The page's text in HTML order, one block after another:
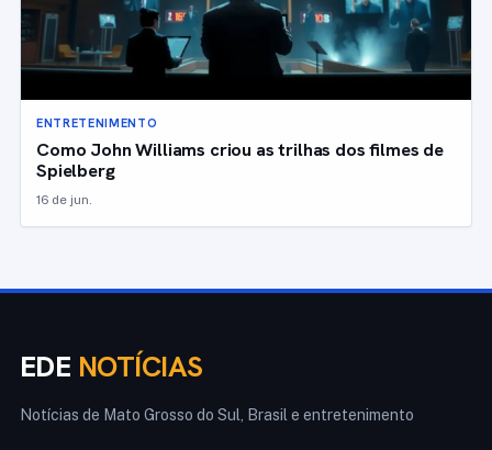
ENTRETENIMENTO
Como John Williams criou as trilhas dos filmes de
Spielberg
16 de jun.
EDE NOTÍCIAS
Notícias de Mato Grosso do Sul, Brasil e entretenimento